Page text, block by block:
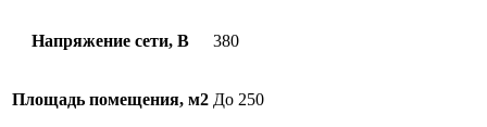
Напряжение сети, В 380
Площадь помещения, м2 До 250